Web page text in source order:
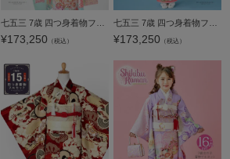
¥173,250 （税込） ¥173,250 （税込）